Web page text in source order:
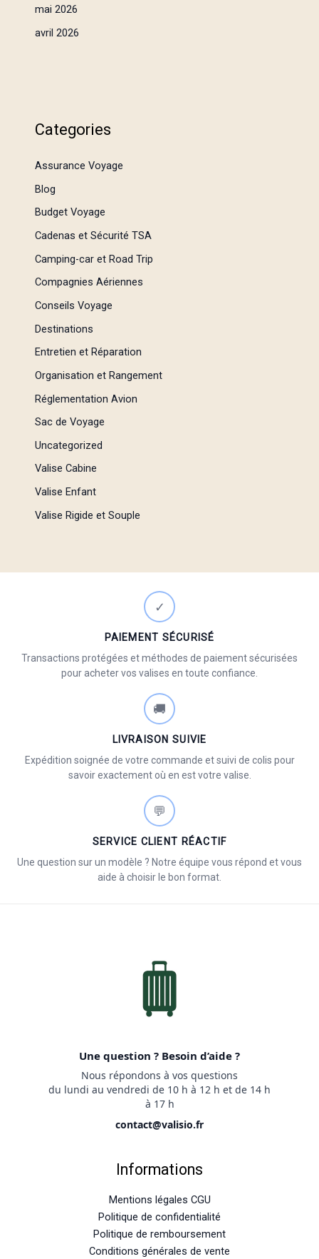
mai 2026
avril 2026
Categories
Assurance Voyage
Blog
Budget Voyage
Cadenas et Sécurité TSA
Camping-car et Road Trip
Compagnies Aériennes
Conseils Voyage
Destinations
Entretien et Réparation
Organisation et Rangement
Réglementation Avion
Sac de Voyage
Uncategorized
Valise Cabine
Valise Enfant
Valise Rigide et Souple
✓
PAIEMENT SÉCURISÉ
Transactions protégées et méthodes de paiement sécurisées
pour acheter vos valises en toute confiance.
🚚
LIVRAISON SUIVIE
Expédition soignée de votre commande et suivi de colis pour
savoir exactement où en est votre valise.
💬
SERVICE CLIENT RÉACTIF
Une question sur un modèle ? Notre équipe vous répond et vous
aide à choisir le bon format.
Une question ? Besoin d’aide ?
Nous répondons à vos questions
du lundi au vendredi de 10 h à 12 h et de 14 h
à 17 h
contact@valisio.fr
Informations
Mentions légales CGU
Politique de confidentialité
Politique de remboursement
Conditions générales de vente